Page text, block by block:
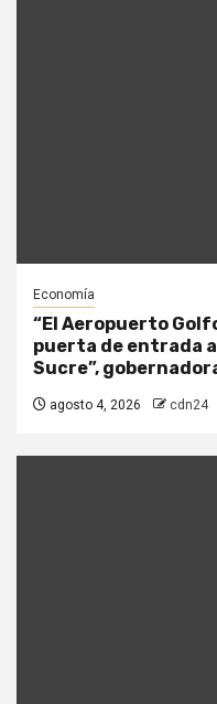
Economía
“El Aeropuerto
puerta de entrada
Sucre”,
agosto 4, 2026 cdn24